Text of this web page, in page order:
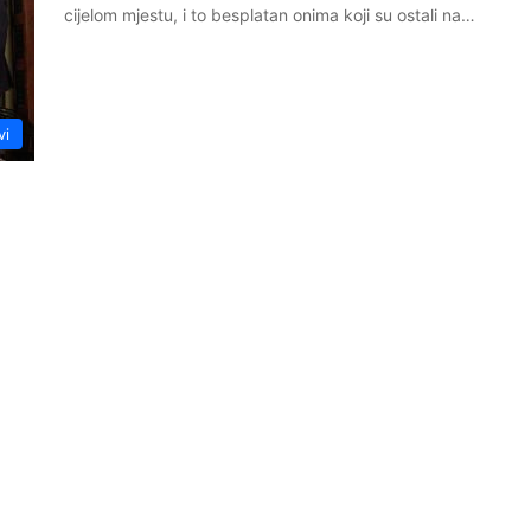
cijelom mjestu, i to besplatan onima koji su ostali na…